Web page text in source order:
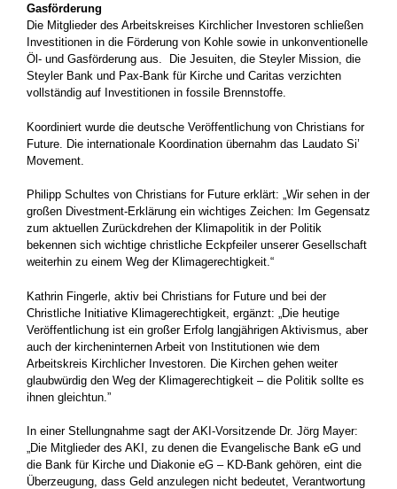
Gasförderung
Die Mitglieder des Arbeitskreises Kirchlicher Investoren schließen
Investitionen in die Förderung von Kohle sowie in unkonventionelle
Öl- und Gasförderung aus. Die Jesuiten, die Steyler Mission, die
Steyler Bank und Pax-Bank für Kirche und Caritas verzichten
vollständig auf Investitionen in fossile Brennstoffe.
Koordiniert wurde die deutsche Veröffentlichung von Christians for
Future. Die internationale Koordination übernahm das Laudato Si’
Movement.
Philipp Schultes von Christians for Future erklärt: „Wir sehen in der
großen Divestment-Erklärung ein wichtiges Zeichen: Im Gegensatz
zum aktuellen Zurückdrehen der Klimapolitik in der Politik
bekennen sich wichtige christliche Eckpfeiler unserer Gesellschaft
weiterhin zu einem Weg der Klimagerechtigkeit.“
Kathrin Fingerle, aktiv bei Christians for Future und bei der
Christliche Initiative Klimagerechtigkeit, ergänzt: „Die heutige
Veröffentlichung ist ein großer Erfolg langjährigen Aktivismus, aber
auch der kircheninternen Arbeit von Institutionen wie dem
Arbeitskreis Kirchlicher Investoren. Die Kirchen gehen weiter
glaubwürdig den Weg der Klimagerechtigkeit – die Politik sollte es
ihnen gleichtun.”
In einer Stellungnahme sagt der AKI-Vorsitzende Dr. Jörg Mayer:
„Die Mitglieder des AKI, zu denen die Evangelische Bank eG und
die Bank für Kirche und Diakonie eG – KD-Bank gehören, eint die
Überzeugung, dass Geld anzulegen nicht bedeutet, Verantwortung